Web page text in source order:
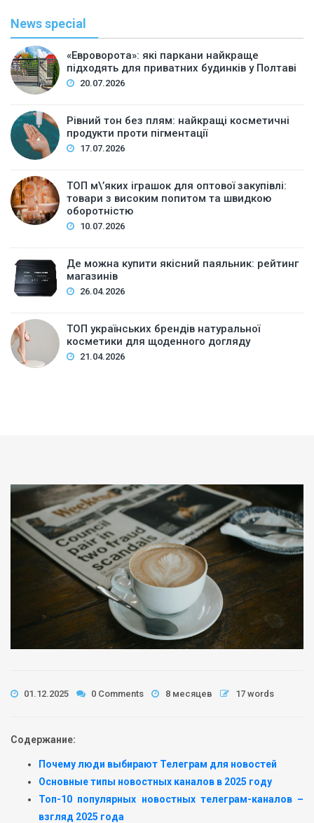
News special
«Евроворота»: які паркани найкраще
підходять для приватних будинків у Полтаві
20.07.2026
Рівний тон без плям: найкращі косметичні
продукти проти пігментації
17.07.2026
ТОП м\’яких іграшок для оптової закупівлі:
товари з високим попитом та швидкою
оборотністю
10.07.2026
Де можна купити якісний паяльник: рейтинг
магазинів
26.04.2026
ТОП українських брендів натуральної
косметики для щоденного догляду
21.04.2026
01.12.2025 0 Comments 8 месяцев 17 words
Содержание:
Почему люди выбирают Телеграм для новостей
Основные типы новостных каналов в 2025 году
Топ-10 популярных новостных телеграм-каналов –
взгляд 2025 года